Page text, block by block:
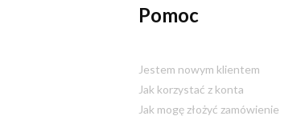
Pomoc
Jestem nowym klientem
Jak korzystać z konta
Jak mogę złożyć zamówienie